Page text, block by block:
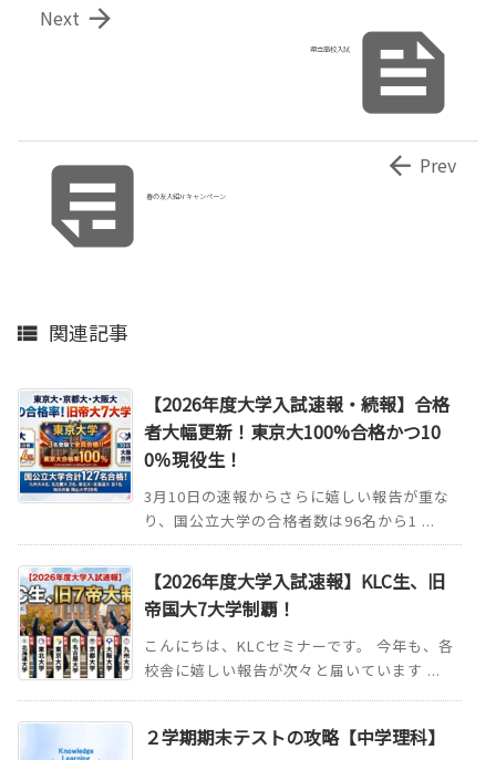

県立高校入試

Next
春の友人紹介キャンペーン
 Prev
 関連記事
【2026年度大学入試速報・続報】合格
者大幅更新！東京大100%合格かつ10
0％現役生！
3月10日の速報からさらに嬉しい報告が重な
り、国公立大学の合格者数は96名から1 ...
【2026年度大学入試速報】KLC生、旧
帝国大7大学制覇！
こんにちは、KLCセミナーです。 今年も、各
校舎に嬉しい報告が次々と届いています ...
２学期期末テストの攻略【中学理科】